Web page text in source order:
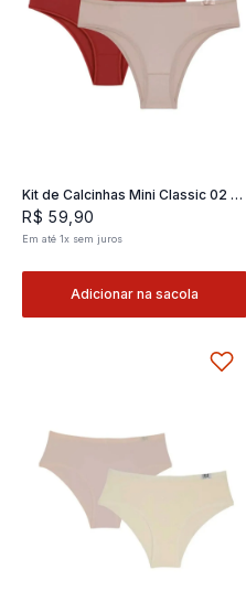
Kit de Calcinhas Mini Classic 02 -
2 und
R$ 59 90
Em até1x sem juros
Adicionar na sacola